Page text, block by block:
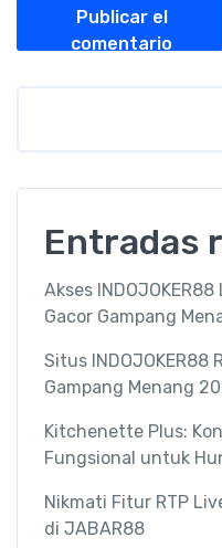
Publicar el
comentario
Entradas
Akses
Gacor Gampang
Situs INDOJOKER88
Gampang Menang
Kitchenette Plus:
Fungsional untuk
Nikmati Fitur RTP
di JABAR88